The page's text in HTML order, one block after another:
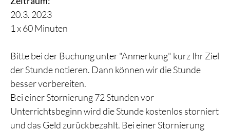
20.3. 2023
1 x 60 Minuten
Bitte bei der Buchung unter "Anmerkung" kurz Ihr Ziel
der Stunde notieren. Dann können wir die Stunde
besser vorbereiten.
Bei einer Stornierung 72 Stunden vor
Unterrichtsbeginn wird die Stunde kostenlos storniert
und das Geld zurückbezahlt. Bei einer Stornierung